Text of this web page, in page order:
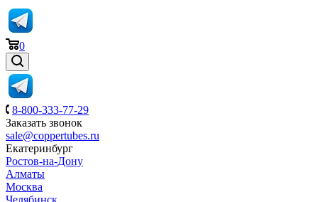
0
8-800-333-77-29
Заказать звонок
sale@coppertubes.ru
Екатеринбург
Ростов-на-Дону
Алматы
Москва
Челябинск